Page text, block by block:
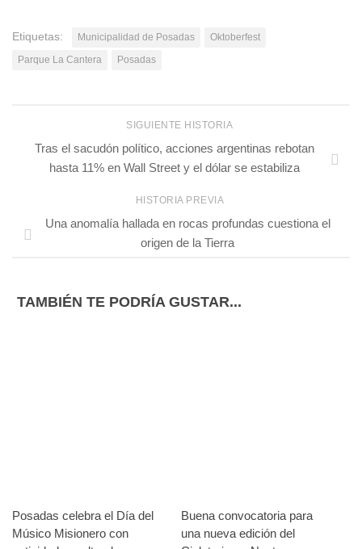
Etiquetas: Municipalidad de Posadas
Oktoberfest
Parque La Cantera
Posadas
SIGUIENTE HISTORIA
Tras el sacudón político, acciones argentinas rebotan
hasta 11% en Wall Street y el dólar se estabiliza
HISTORIA PREVIA
Una anomalía hallada en rocas profundas cuestiona el
origen de la Tierra
TAMBIÉN TE PODRÍA GUSTAR...
Posadas celebra el Día del
Músico Misionero con
Buena convocatoria para
una nueva edición del